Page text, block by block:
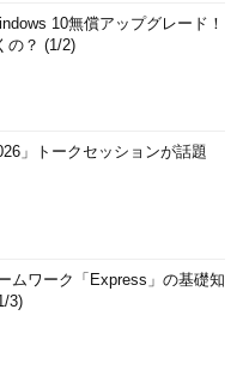
10無償アップグレード！
の？ (1/2)
」トークセッションが話題
ムワーク「Express」の基礎知
3)